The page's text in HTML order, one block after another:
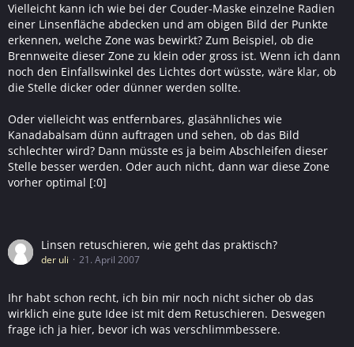
Vielleicht kann ich wie bei der Couder-Maske einzelne Radien
einer Linsenfläche abdecken und am obigen Bild der Punkte
erkennen, welche Zone was bewirkt? Zum Beispiel, ob die
Brennweite dieser Zone zu klein oder gross ist. Wenn ich dann
noch den Einfallswinkel des Lichtes dort wüsste, wäre klar, ob
die Stelle dicker oder dünner werden sollte.
Oder vielleicht was entfernbares, glasähnliches wie
Kanadabalsam dünn auftragen und sehen, ob das Bild
schlechter wird? Dann müsste es ja beim Abschleifen dieser
Stelle besser werden. Oder auch nicht, dann war diese Zone
vorher optimal [:0]
Linsen retuschieren, wie geht das praktisch?
der uli 21. April 2007
Ihr habt schon recht, ich bin mir noch nicht sicher ob das
wirklich eine gute Idee ist mit dem Retuschieren. Deswegen
frage ich ja hier, bevor ich was verschlimmbessere.